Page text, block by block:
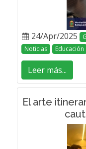
24/Apr/2025
Noticias
Educación
Leer más...
El arte